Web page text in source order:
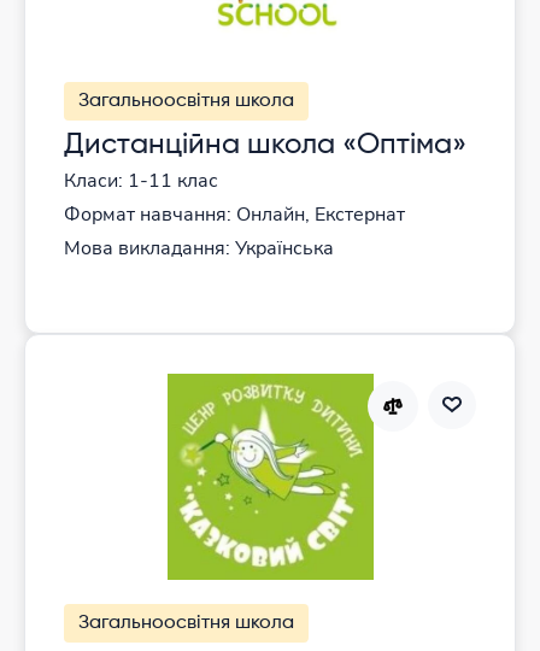
Загальноосвітня школа
Дистанційна школа «Оптіма»
Класи: 1-11 клас
Формат навчання: Онлайн, Екстернат
Мова викладання: Українська
Загальноосвітня школа